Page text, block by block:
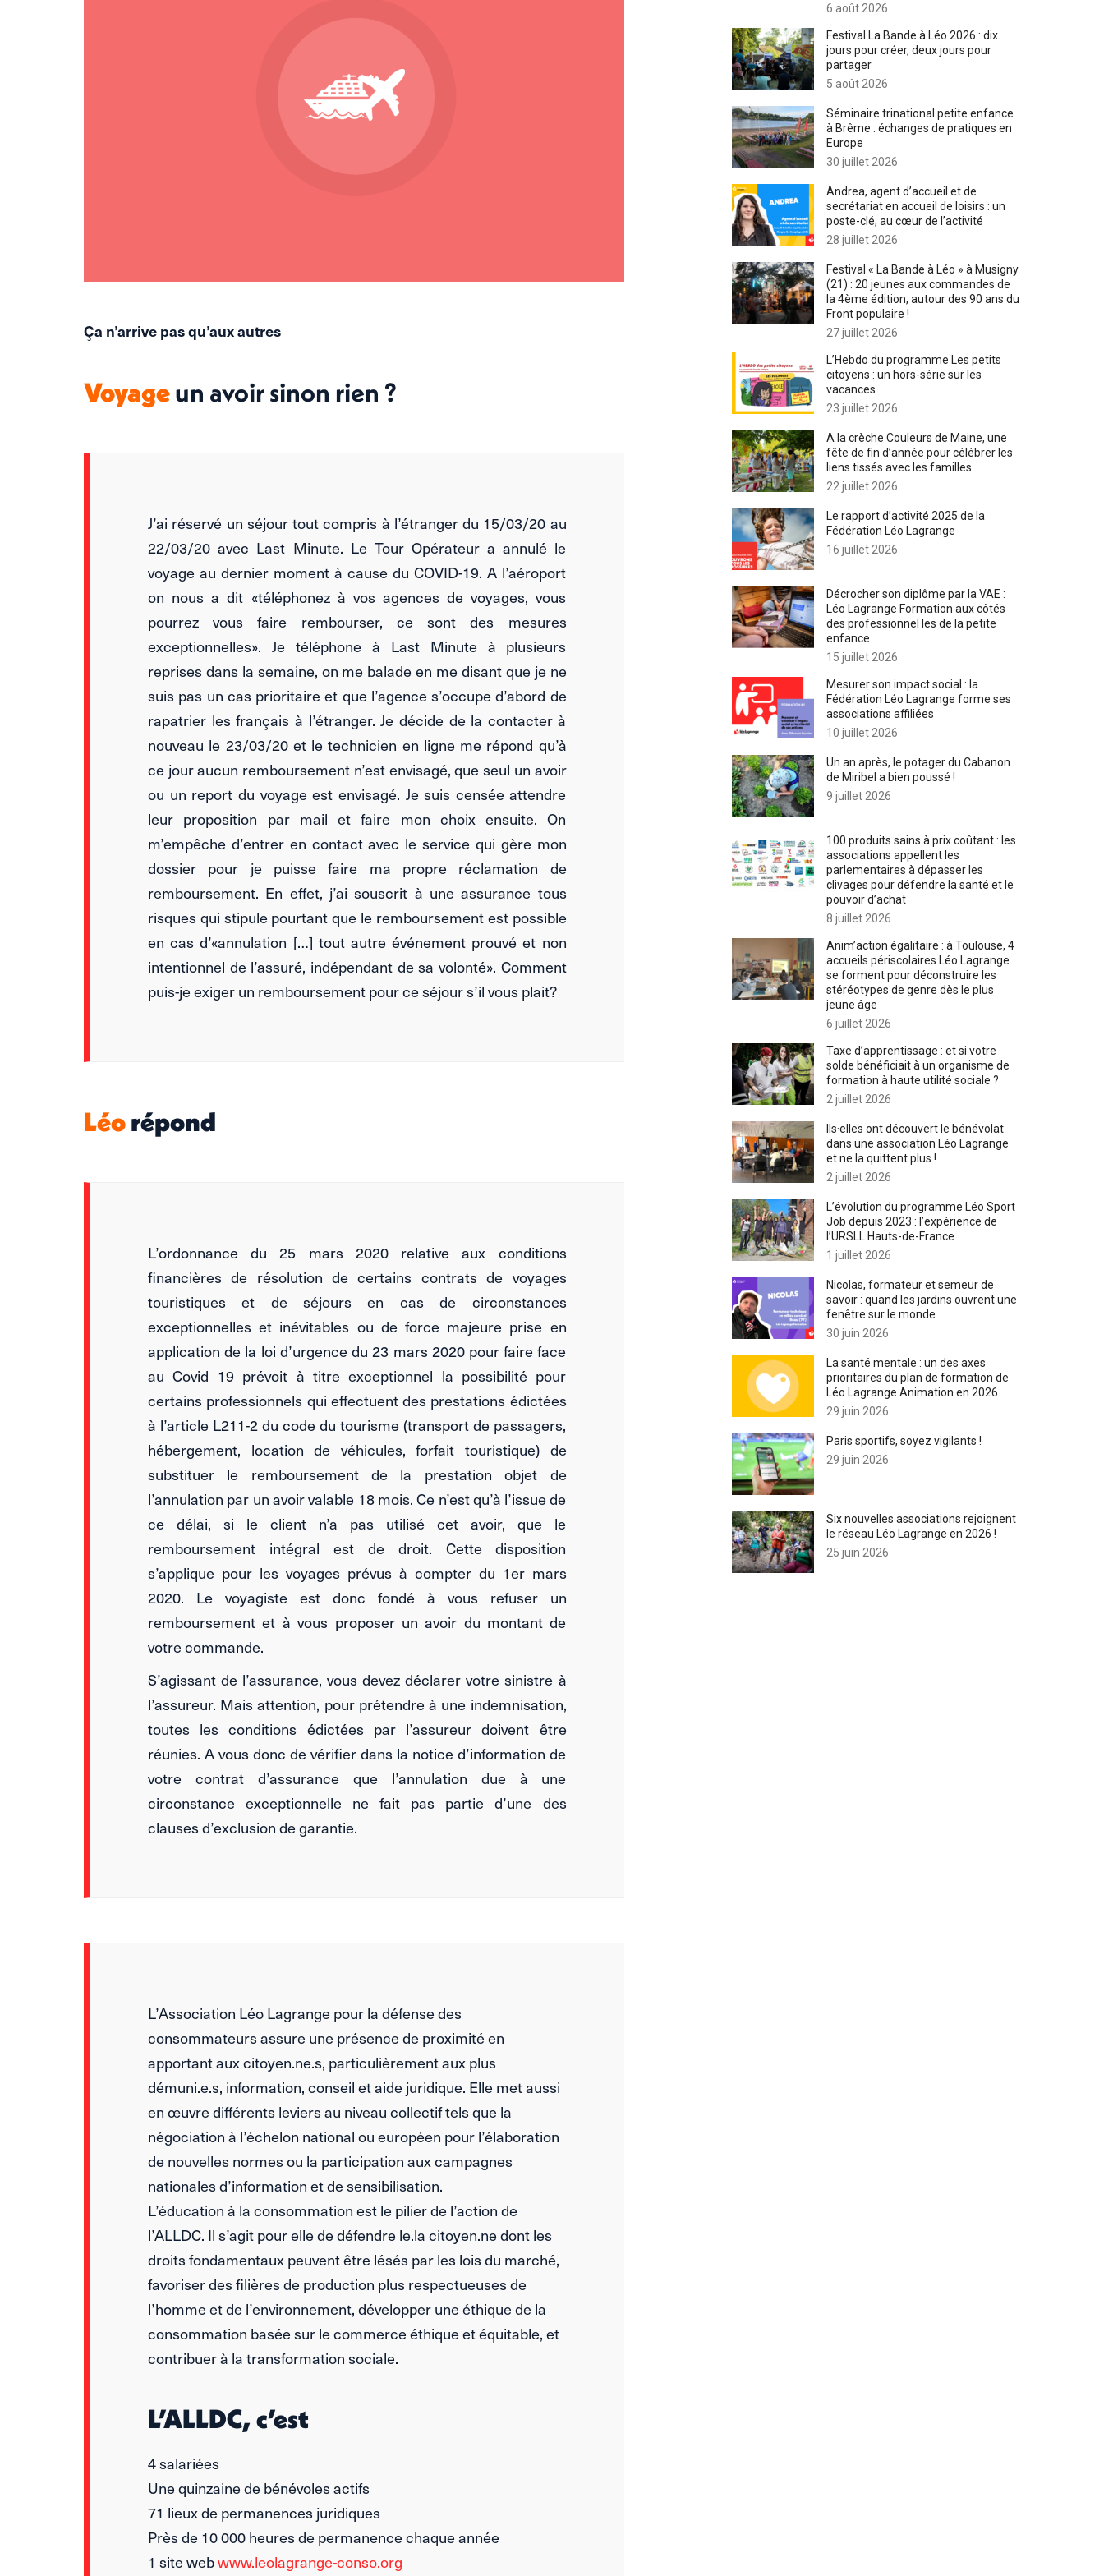
Ça n’arrive pas qu’aux autres
Voyageun avoir sinon rien ?
J’ai réservé un séjour tout compris à l’étranger du 15/03/20 au
22/03/20 avec Last Minute. Le Tour Opérateur a annulé le
voyage au dernier moment à cause du COVID-19. A l’aéroport
on nous a dit «téléphonez à vos agences de voyages, vous
pourrez vous faire rembourser, ce sont des mesures
exceptionnelles». Je téléphone à Last Minute à plusieurs
reprises dans la semaine, on me balade en me disant que je ne
suis pas un cas prioritaire et que l’agence s’occupe d’abord de
rapatrier les français à l’étranger. Je décide de la contacter à
nouveau le 23/03/20 et le technicien en ligne me répond qu’à
ce jour aucun remboursement n’est envisagé, que seul un avoir
ou un report du voyage est envisagé. Je suis censée attendre
leur proposition par mail et faire mon choix ensuite. On
m’empêche d’entrer en contact avec le service qui gère mon
dossier pour je puisse faire ma propre réclamation de
remboursement. En effet, j’ai souscrit à une assurance tous
risques qui stipule pourtant que le remboursement est possible
en cas d’«annulation […] tout autre événement prouvé et non
intentionnel de l’assuré, indépendant de sa volonté». Comment
puis-je exiger un remboursement pour ce séjour s’il vous plait?
Léorépond
L’ordonnance du 25 mars 2020 relative aux conditions
financières de résolution de certains contrats de voyages
touristiques et de séjours en cas de circonstances
exceptionnelles et inévitables ou de force majeure prise en
application de la loi d’urgence du 23 mars 2020 pour faire face
au Covid 19 prévoit à titre exceptionnel la possibilité pour
certains professionnels qui effectuent des prestations édictées
à l’article L211-2 du code du tourisme (transport de passagers,
hébergement, location de véhicules, forfait touristique) de
substituer le remboursement de la prestation objet de
l’annulation par un avoir valable 18 mois. Ce n’est qu’à l’issue de
ce délai, si le client n’a pas utilisé cet avoir, que le
remboursement intégral est de droit. Cette disposition
s’applique pour les voyages prévus à compter du 1er mars
2020. Le voyagiste est donc fondé à vous refuser un
remboursement et à vous proposer un avoir du montant de
votre commande.
S’agissant de l’assurance, vous devez déclarer votre sinistre à
l’assureur. Mais attention, pour prétendre à une indemnisation,
toutes les conditions édictées par l’assureur doivent être
réunies. A vous donc de vérifier dans la notice d’information de
votre contrat d’assurance que l’annulation due à une
circonstance exceptionnelle ne fait pas partie d’une des
clauses d’exclusion de garantie.
L’Association Léo Lagrange pour la défense des
consommateurs assure une présence de proximité en
apportant aux citoyen.ne.s, particulièrement aux plus
démuni.e.s, information, conseil et aide juridique. Elle met aussi
en œuvre différents leviers au niveau collectif tels que la
négociation à l’échelon national ou européen pour l’élaboration
de nouvelles normes ou la participation aux campagnes
nationales d’information et de sensibilisation.
L’éducation à la consommation est le pilier de l’action de
l’ALLDC. Il s’agit pour elle de défendre le.la citoyen.ne dont les
droits fondamentaux peuvent être lésés par les lois du marché,
favoriser des filières de production plus respectueuses de
l’homme et de l’environnement, développer une éthique de la
consommation basée sur le commerce éthique et équitable, et
contribuer à la transformation sociale.
L’ALLDC, c’est
4 salariées
Une quinzaine de bénévoles actifs
71 lieux de permanences juridiques
Près de 10 000 heures de permanence chaque année
1 site webwww.leolagrange-conso.org
6 août 2026
Festival La Bande à Léo 2026 : dix
jours pour créer, deux jours pour
partager
5 août 2026
Séminaire trinational petite enfance
à Brême : échanges de pratiques en
Europe
30 juillet 2026
Andrea, agent d’accueil et de
secrétariat en accueil de loisirs : un
poste-clé, au cœur de l’activité
28 juillet 2026
Festival « La Bande à Léo » à Musigny
(21) : 20 jeunes aux commandes de
la 4ème édition, autour des 90 ans du
Front populaire !
27 juillet 2026
L’Hebdo du programme Les petits
citoyens : un hors-série sur les
vacances
23 juillet 2026
A la crèche Couleurs de Maine, une
fête de fin d’année pour célébrer les
liens tissés avec les familles
22 juillet 2026
Le rapport d’activité 2025 de la
Fédération Léo Lagrange
16 juillet 2026
Décrocher son diplôme par la VAE :
Léo Lagrange Formation aux côtés
des professionnel·les de la petite
enfance
15 juillet 2026
Mesurer son impact social : la
Fédération Léo Lagrange forme ses
associations affiliées
10 juillet 2026
Un an après, le potager du Cabanon
de Miribel a bien poussé !
9 juillet 2026
100 produits sains à prix coûtant : les
associations appellent les
parlementaires à dépasser les
clivages pour défendre la santé et le
pouvoir d’achat
8 juillet 2026
Anim’action égalitaire : à Toulouse, 4
accueils périscolaires Léo Lagrange
se forment pour déconstruire les
stéréotypes de genre dès le plus
jeune âge
6 juillet 2026
Taxe d’apprentissage : et si votre
solde bénéficiait à un organisme de
formation à haute utilité sociale ?
2 juillet 2026
Ils·elles ont découvert le bénévolat
dans une association Léo Lagrange
et ne la quittent plus !
2 juillet 2026
L’évolution du programme Léo Sport
Job depuis 2023 : l’expérience de
l’URSLL Hauts-de-France
1 juillet 2026
Nicolas, formateur et semeur de
savoir : quand les jardins ouvrent une
fenêtre sur le monde
30 juin 2026
La santé mentale : un des axes
prioritaires du plan de formation de
Léo Lagrange Animation en 2026
29 juin 2026
Paris sportifs, soyez vigilants !
29 juin 2026
Six nouvelles associations rejoignent
le réseau Léo Lagrange en 2026 !
25 juin 2026